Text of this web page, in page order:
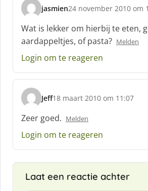
jasmien
s
c
h
r
e
f
24 november 2010 om
Wat is lekker om hierbij te eten,
aardappeltjes, of pasta? Melden
Login om te reageren
Jeff
s
c
h
r
18 maart 2010 om 11:07
Zeer goed. Melden
Login om te reageren
Laat een reactie achter